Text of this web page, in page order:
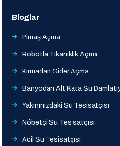
Bloglar
Pimaş Açma
Robotla Tıkanıklık Açma
Kırmadan Gider Açma
Banyodan Alt Kata Su
Yakınınızdaki Su Tesisatçısı
Nöbetçi Su Tesisatçısı
Acil Su Tesisatçısı